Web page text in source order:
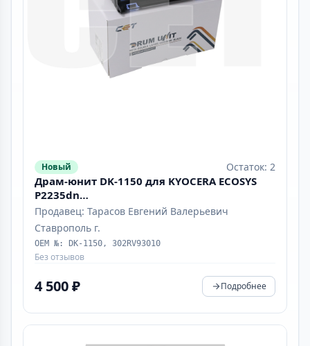
Новый Остаток: 2
Драм-юнит DK-1150 для KYOCERA ECOSYS
P2235dn
/2040dn/M2135dn/2635dn/2040dn/2540dn
(CET), 150000 стр., CET8997
Продавец: Тарасов Евгений Валерьевич
Ставрополь г.
OEM №: DK-1150, 302RV93010
Без отзывов
4 500 ₽ Подробнее